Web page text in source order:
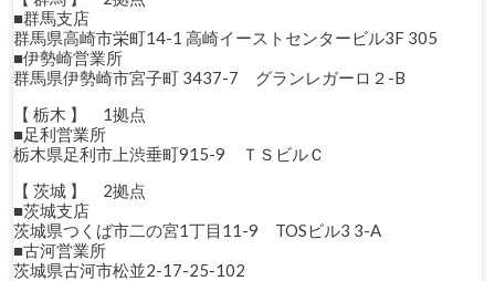
■群馬支店
群馬県高崎市栄町14-1 高崎イーストセンタービル3F 305
■伊勢崎営業所
群馬県伊勢崎市宮子町 3437-7 グランレガーロ２-B
【 栃木 】 1拠点
■足利営業所
栃木県足利市上渋垂町915-9 ＴＳビルＣ
【 茨城 】 2拠点
■茨城支店
茨城県つくば市二の宮1丁目11-9 TOSビル3 3-A
■古河営業所
茨城県古河市松並2-17-25-102